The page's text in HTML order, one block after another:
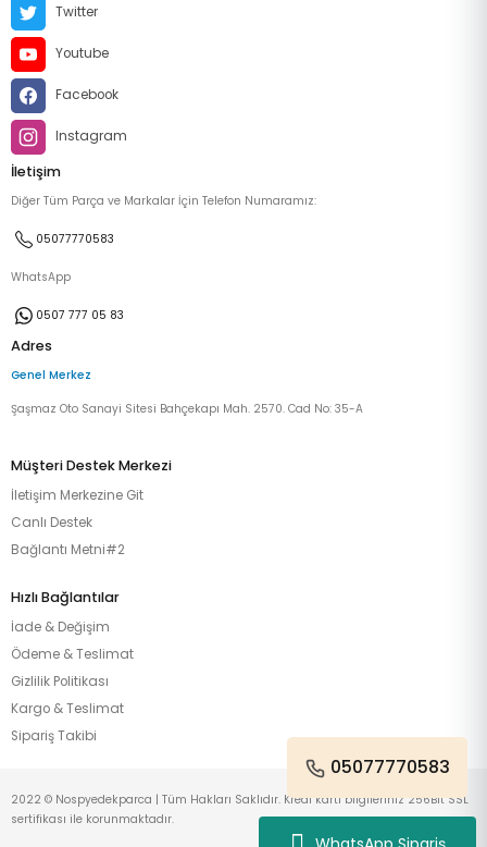
Twitter
Youtube
Facebook
Instagram
İletişim
Diğer Tüm Parça ve Markalar İçin Telefon Numaramız:
05077770583
WhatsApp
0507 777 05 83
Adres
Genel Merkez
Şaşmaz Oto Sanayi Sitesi Bahçekapı Mah. 2570. Cad No: 35-A
Müşteri Destek Merkezi
İletişim Merkezine Git
Canlı Destek
Bağlantı Metni#2
Hızlı Bağlantılar
İade & Değişim
Ödeme & Teslimat
Gizlilik Politikası
Kargo & Teslimat
Sipariş Takibi
05077770583
2022 © Nospyedekparca | Tüm Hakları Saklıdır. Kredi kartı bilgileriniz 256Bit SSL
sertifikası ile korunmaktadır.